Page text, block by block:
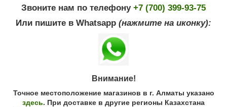
Звоните нам по телефону +7 (700) 399-93-75
Или пишите в Whatsapp (нажмите на иконку):
Внимание!
Точное местоположение магазинов в г. Алматы указано
здесь. При доставке в другие регионы Казахстана